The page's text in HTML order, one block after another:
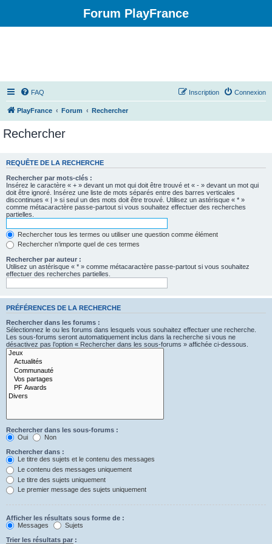
Forum PlayFrance
FAQ Connexion
Inscription
PlayFrance Forum Rechercher
Rechercher
REQUÊTE DE LA RECHERCHE
Rechercher par mots-clés :
Insérez le caractère « + » devant un mot qui doit être trouvé et « - » devant un mot qui
doit être ignoré. Insérez une liste de mots séparés entre des barres verticales
discontinues « | » si seul un des mots doit être trouvé. Utilisez un astérisque « * »
comme métacaractère passe-partout si vous souhaitez effectuer des recherches
partielles.
Rechercher tous les termes ou utiliser une question comme élément
Rechercher n’importe quel de ces termes
Rechercher par auteur :
Utilisez un astérisque « * » comme métacaractère passe-partout si vous souhaitez
effectuer des recherches partielles.
PRÉFÉRENCES DE LA RECHERCHE
Rechercher dans les forums :
Sélectionnez le ou les forums dans lesquels vous souhaitez effectuer une recherche.
Les sous-forums seront automatiquement inclus dans la recherche si vous ne
désactivez pas l’option « Rechercher dans les sous-forums » affichée ci-dessous.
Rechercher dans les sous-forums :
Oui
Non
Rechercher dans :
Le titre des sujets et le contenu des messages
Le contenu des messages uniquement
Le titre des sujets uniquement
Le premier message des sujets uniquement
Afficher les résultats sous forme de :
Messages
Sujets
Trier les résultats par :